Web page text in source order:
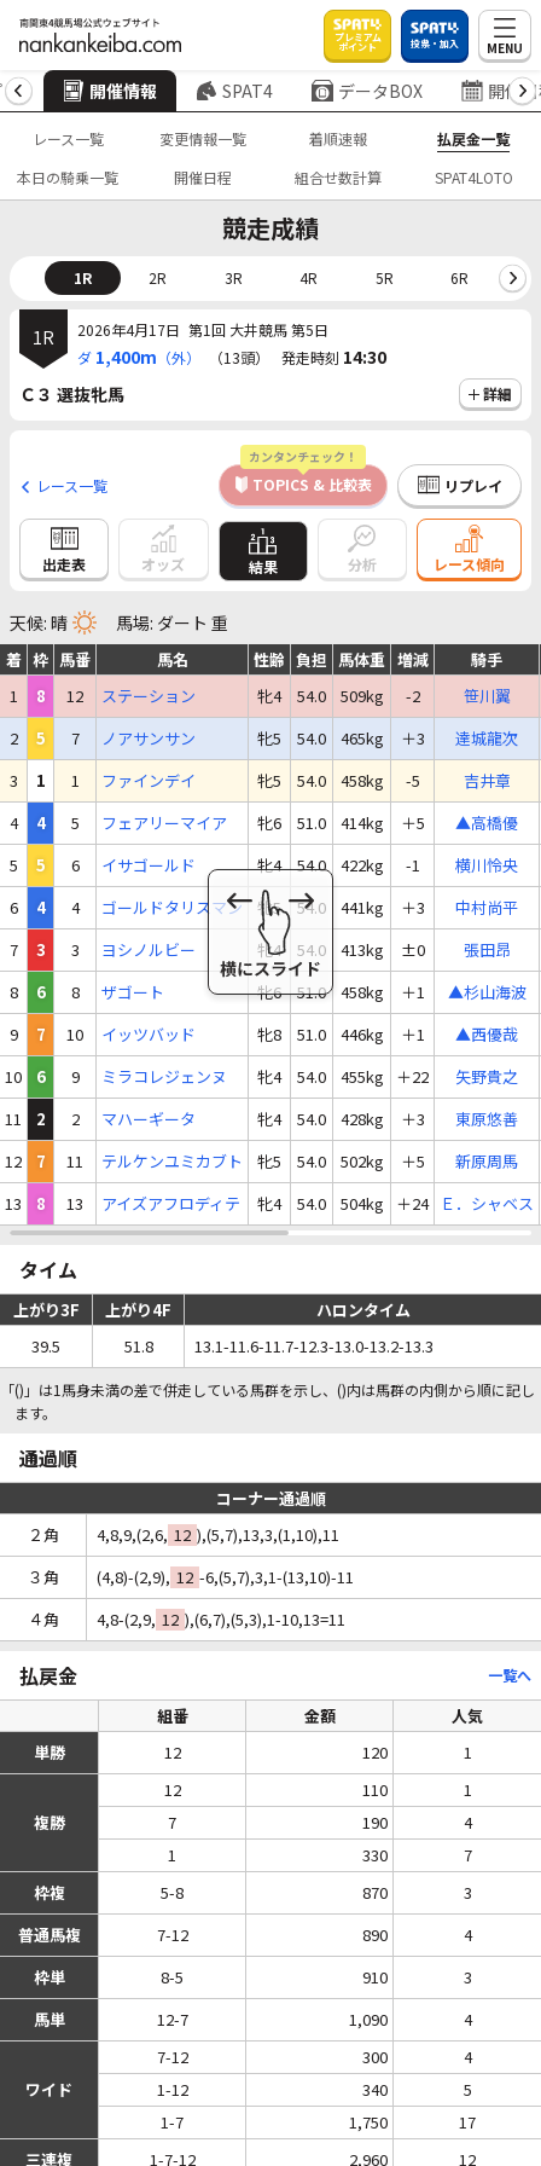
プレミアム
ポイント 投票・加入 MENU
開催情報 SPAT4 データBOX 開催
レース一覧 変更情報一覧 着順速報
払戻金一覧
本日の騎乗一覧
開催日程 組合せ数計算 SPAT4LOTO
競走成績
1R 2R 3R 4R 5R 6R
1R 2026年4月17日 第1回 大井競馬 第5日
ダ 1,400m （外） （13頭） 発走時刻 14:30
Ｃ３ 選抜牝馬
詳細
レース一覧
カンタンチェック！
TOPICS & 比較表 リプレイ
出走表 オッズ 結果 分析 レース傾向
天候: 晴 馬場: ダート 重
着 枠 馬番 馬名 性齢 負担 馬体重 増減
騎手
1
8 12 ステーション 牝4 54.0 509kg -2
笹川翼
2
5 7 ノアサンサン 牝5 54.0 465kg ＋3
達城龍次
3
1 1 ファインデイ 牝5 54.0 458kg -5
吉井章
4
4 5 フェアリーマイア 牝6 51.0 414kg ＋5
▲高橋優
5
5 6 イサゴールド 牝4 54.0 422kg -1
横川怜央
6
4 4 ゴールドタリスマン 牝5 54.0 441kg ＋3
中村尚平
7
3 3 ヨシノルビー 牝4 54.0 413kg ±0
張田昂
8
6 8 ザゴート 牝6 51.0 458kg ＋1
▲杉山海波
9
7 10 イッツバッド 牝8 51.0 446kg ＋1
▲西優哉
10
6 9 ミラコレジェンヌ 牝4 54.0 455kg ＋22
矢野貴之
11
2 2 マハーギータ 牝4 54.0 428kg ＋3
東原悠善
12
7 11 テルケンユミカブト 牝5 54.0 502kg ＋5
新原周馬
13
8 13 アイズアフロディテ 牝4 54.0 504kg ＋24 Ｅ．シャベス
タイム
上がり3F 上がり4F
ハロンタイム
39.5
51.8 13.1-11.6-11.7-12.3-13.0-13.2-13.3
「()」は1馬身未満の差で併走している馬群を示し、()内は馬群の内側から順に記し
ます。
通過順
コーナー通過順
２角
4,8,9,(2,6, 12 ),(5,7),13,3,(1,10),11
３角
(4,8)-(2,9), 12 -6,(5,7),3,1-(13,10)-11
４角
4,8-(2,9, 12 ),(6,7),(5,3),1-10,13=11
払戻金 一覧へ
組番 金額
人気
単勝
12 120 1
複勝
12 110
1
7
190
4
1
330
7
枠複
5-8 870
3
普通馬複
7-12 890
4
枠単
8-5 910
3
馬単
12-7 1,090 4
ワイド
7-12 300
4
1-12
340
5
1-7
1,750
17
三連複
1-7-12 2,960 12